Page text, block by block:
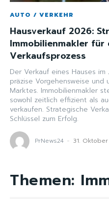
AUTO / VERKEHR
Hausverkauf 2026:
Immobilienmakler für
Verkaufsprozess
Der Verkauf eines Hauses
präzise Vorgehensweise und
Marktes. Immobilienmakler
sowohl zeitlich effizient als
verkaufen. Strategische
Schlüssel zum Erfolg.
PrNews24 - 31.
Themen: